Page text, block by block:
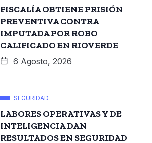
FISCALÍA OBTIENE PRISIÓN
PREVENTIVA CONTRA
IMPUTADA POR ROBO
CALIFICADO EN RIOVERDE
6 Agosto, 2026
SEGURIDAD
LABORES OPERATIVAS Y DE
INTELIGENCIA DAN
RESULTADOS EN SEGURIDAD